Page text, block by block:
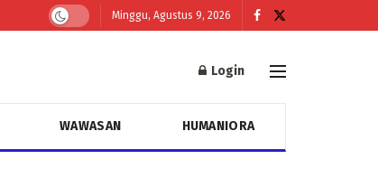
Minggu, Agustus 9, 2026
Login
WAWASAN HUMANIORA